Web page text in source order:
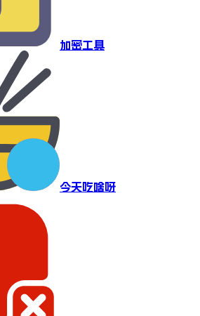
加密工具
今天吃啥呀